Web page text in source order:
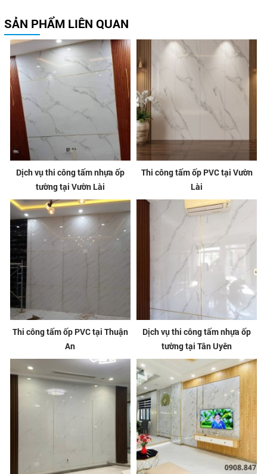
SẢN PHẨM LIÊN QUAN
Dịch vụ thi công tấm nhựa ốp
tường tại Vườn Lài
Thi công tấm ốp PVC tại Vườn
Lài
Thi công tấm ốp PVC tại Thuận
An
Dịch vụ thi công tấm nhựa ốp
tường tại Tân Uyên